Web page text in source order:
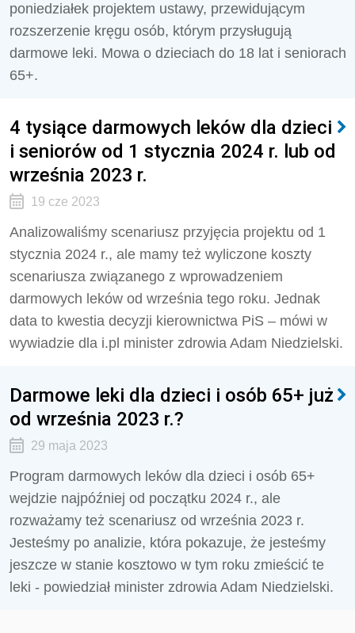
poniedziałek projektem ustawy, przewidującym
rozszerzenie kręgu osób, którym przysługują
darmowe leki. Mowa o dzieciach do 18 lat i seniorach
65+.
4 tysiące darmowych leków dla dzieci
i seniorów od 1 stycznia 2024 r. lub od
września 2023 r.
19 cze 2023
Analizowaliśmy scenariusz przyjęcia projektu od 1
stycznia 2024 r., ale mamy też wyliczone koszty
scenariusza związanego z wprowadzeniem
darmowych leków od września tego roku. Jednak
data to kwestia decyzji kierownictwa PiS – mówi w
wywiadzie dla i.pl minister zdrowia Adam Niedzielski.
Darmowe leki dla dzieci i osób 65+ już
od września 2023 r.?
29 maja 2023
Program darmowych leków dla dzieci i osób 65+
wejdzie najpóźniej od początku 2024 r., ale
rozważamy też scenariusz od września 2023 r.
Jesteśmy po analizie, która pokazuje, że jesteśmy
jeszcze w stanie kosztowo w tym roku zmieścić te
leki - powiedział minister zdrowia Adam Niedzielski.